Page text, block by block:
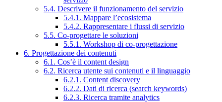
5.4. Descrivere il funzionamento del servizio
5.4.1. Mappare l’ecosistema
5.4.2. Rappresentare i flussi di servizio
5.5. Co-progettare le soluzioni
5.5.1. Workshop di co-progettazione
6. Progettazione dei contenuti
6.1. Cos’è il content design
6.2. Ricerca utente sui contenuti e il linguaggio
6.2.1. Content discovery
6.2.2. Dati di ricerca (search keywords)
6.2.3. Ricerca tramite analytics